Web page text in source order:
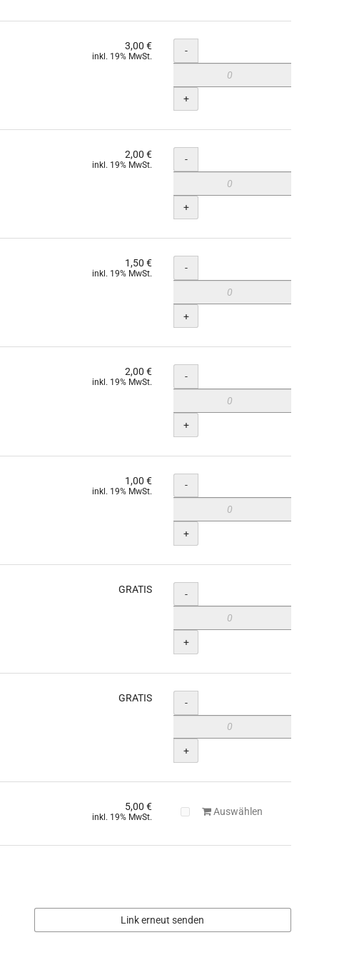
3,00 €
inkl. 19% MwSt. Menge
-
+
2,00 €
inkl. 19% MwSt. Menge
-
+
1,50 €
inkl. 19% MwSt. Menge
-
+
2,00 €
inkl. 19% MwSt. Menge
-
+
1,00 €
inkl. 19% MwSt. Menge
-
+
GRATIS Menge
-
+
GRATIS Menge
-
+
5,00 €
inkl. 19% MwSt.
Auswählen
Link erneut senden